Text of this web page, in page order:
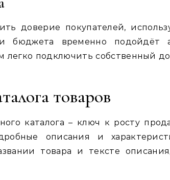
доверие покупателей,
бюджета временно подойдёт
легко подключить собственный
товаров
каталога – ключ к росту
описания и
товара и тексте